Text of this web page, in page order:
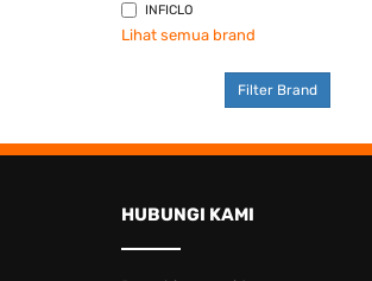
INFICLO
Lihat semua brand
Filter Brand
HUBUNGI KAMI